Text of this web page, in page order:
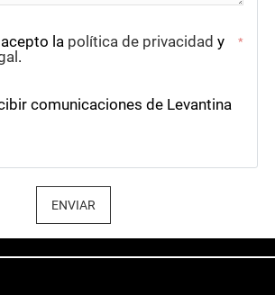
la política de privacidad y
.
*
comunicaciones de Levantina
ENVIAR